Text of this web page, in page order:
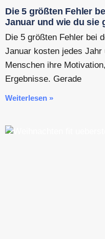
Die 5 größten Fehler
Januar und wie du sie
Die 5 größten Fehler bei
Januar kosten jedes
Menschen ihre
Ergebnisse. Gerade
Weiterlesen »